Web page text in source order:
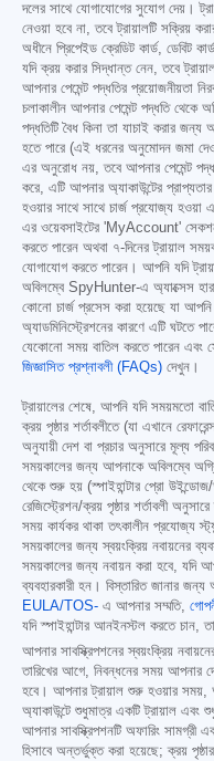
দলের সাথে যোগাযোগের সুযোগ দেয়।
নেওয়া হবে না, তবে ট্রায়ালটি সক্রিয়
অধীনে প্রিপেইড ক্রেডিট কার্ড, ডেবিট
যদি ক্রয় করার সিদ্ধান্ত নেন, তবে
আপনার পেমেন্ট পদ্ধতির প্রয়োজনীয়তা
চলাকালীন আপনার পেমেন্ট পদ্ধতি থেকে
পদ্ধতিটি বৈধ কিনা তা যাচাই করার
হতে পারে (এই ধরনের অনুমোদন জমা
এর অনুরোধ নয়, তবে আপনার পেমেন্ট
করে, এটি আপনার অ্যাকাউন্টের
হওয়ার সাথে সাথে চার্জ প্রযোজ্য
এর ওয়েবসাইটের 'MyAccount' সেকশন
করতে পারেন অথবা ৭-দিনের ট্রায়াল
যোগাযোগ করতে পারেন। আপনি যদি
অবিলম্বে SpyHunter-এ অ্যাক্সেস
কোনো চার্জ প্রসেস করা হয়েছে যা
অ্যাডমিনিস্ট্রেশনের কারণে এটি ঘটতে
যেকোনো সময় বাতিল করতে পারেন এবং
জিজ্ঞাসিত প্রশ্নাবলী (FAQs) দেখুন।
ট্রায়ালের শেষে, আপনি যদি সময়মতো
ক্রয় পৃষ্ঠার শর্তাবলীতে (যা এখানে
অনুযায়ী দেশ বা প্রচার অনুসারে মূল্য
সময়কালের জন্য আপনাকে অবিলম্বে
থেকে শুরু হয় (স্পাইহান্টার প্রো উইন্ডোজ/
রেজিস্ট্রেশন/ক্রয় পৃষ্ঠার শর্তাবলী অনুসারে
সময় কার্যকর থাকা তৎকালীন প্রযোজ্য
সময়কালের জন্য স্বয়ংক্রিয় নবায়নের
সময়কালের জন্য নবায়ন করা হবে, যদি
ব্যবহারকারী হন। বিস্তারিত জানার জন্য
EULA/TOS- এ আপনার সম্মতি,
যদি স্পাইহান্টার আনইনস্টল করতে চান,
আপনার সাবস্ক্রিপশনের স্বয়ংক্রিয়
তারিখের আগে, নিবন্ধনের সময় আপনার
হবে। আপনার ট্রায়াল শুরু হওয়ার সময়,
অ্যাকাউন্টে শুধুমাত্র একটি ট্রায়াল এবং
আপনার সাবস্ক্রিপশনটি অফারিং সামগ্রী
হিসাবে অন্তর্ভুক্ত করা হয়েছে; ক্রয়